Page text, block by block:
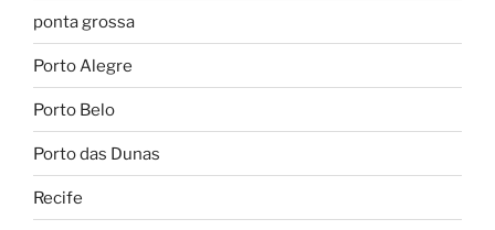
ponta grossa
Porto Alegre
Porto Belo
Porto das Dunas
Recife